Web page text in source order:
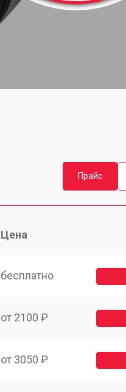
Прайс
Цена
бесплатно
от 2100 ₽
от 3050 ₽